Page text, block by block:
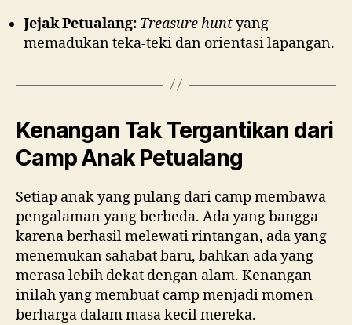
Jejak Petualang: Treasure huntyang
memadukan teka-teki dan orientasi lapangan.
Kenangan Tak Tergantikan dari
Camp Anak Petualang
Setiap anak yang pulang dari camp membawa
pengalaman yang berbeda. Ada yang bangga
karena berhasil melewati rintangan, ada yang
menemukan sahabat baru, bahkan ada yang
merasa lebih dekat dengan alam. Kenangan
inilah yang membuat camp menjadi momen
berharga dalam masa kecil mereka.